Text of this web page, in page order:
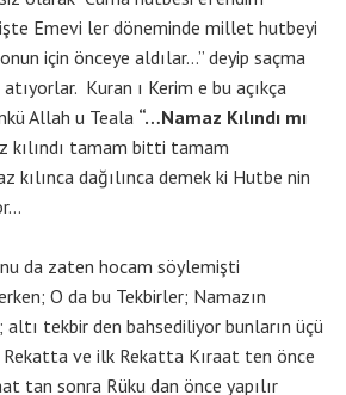
Emevi ler döneminde millet hutbeyi
için önceye aldılar…” deyip saçma
Kuran ı Kerim e bu açıkça
Allah u Teala “…Namaz Kılındı mı
kılındı tamam bitti tamam
kılınca dağılınca demek ki Hutbe nin
da zaten hocam söylemişti
O da bu Tekbirler; Namazın
altı tekbir den bahsediliyor bunların üçü
ve ilk Rekatta Kıraat ten önce
tan sonra Rüku dan önce yapılır